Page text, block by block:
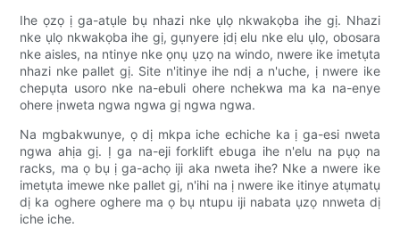
Ihe ọzọ ị ga-atụle bụ nhazi nke ụlọ nkwakọba ihe gị. Nhazi
nke ụlọ nkwakọba ihe gị, gụnyere ịdị elu nke elu ụlọ, obosara
nke aisles, na ntinye nke ọnụ ụzọ na windo, nwere ike imetụta
nhazi nke pallet gị. Site n'itinye ihe ndị a n'uche, ị nwere ike
chepụta usoro nke na-ebuli ohere nchekwa ma ka na-enye
ohere ịnweta ngwa ngwa gị ngwa ngwa.
Na mgbakwunye, ọ dị mkpa iche echiche ka ị ga-esi nweta
ngwa ahịa gị. Ị ga na-eji forklift ebuga ihe n'elu na pụọ na
racks, ma ọ bụ ị ga-achọ iji aka nweta ihe? Nke a nwere ike
imetụta imewe nke pallet gị, n'ihi na ị nwere ike itinye atụmatụ
dị ka oghere oghere ma ọ bụ ntupu iji nabata ụzọ nnweta dị
iche iche.